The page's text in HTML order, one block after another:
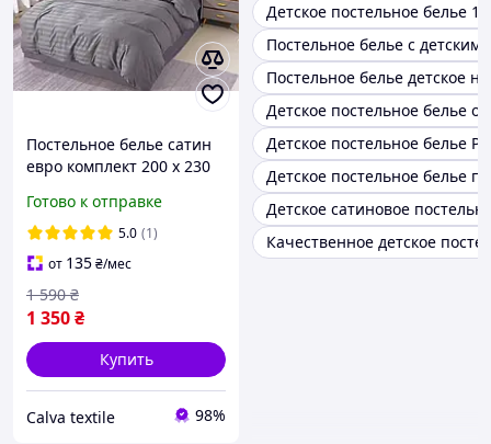
Постельное белье сатин
евро комплект 200 х 230
простынь на резинке
наволочки 70х70 серый
Готово к отправке
5.0 (1)
от 135₴/мес
1 350₴
1 590 ₴
Купить
Calva textile 98%
Детское постельное белье
Постельное белье с детским
Постельное белье детское
Детское постельное белье
Детское постельное белье
Детское постельное белье
Детское сатиновое
Качественное детское